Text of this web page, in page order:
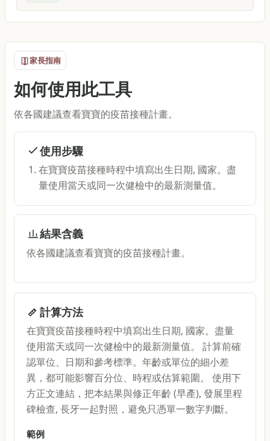
家長指南
如何使用此工具
依各國建議查看寶寶的疫苗接種計畫。
使用步驟
在寶寶疫苗接種時程中填寫出生日期, 國家。盡
量使用當天或同一次健檢中的最新測量值。
結果含義
依各國建議查看寶寶的疫苗接種計畫。
計算方法
在寶寶疫苗接種時程中填寫出生日期, 國家。盡量
使用當天或同一次健檢中的最新測量值。 計算前確
認單位、日期和參考標準。年齡或單位的細小差
異，都可能影響百分位、時程或估算範圍。 使用下
方正文連結，把本結果與修正年齡 (早產), 發展里程
碑檢查, 長牙一起對照，避免只憑單一數字判斷。
範例